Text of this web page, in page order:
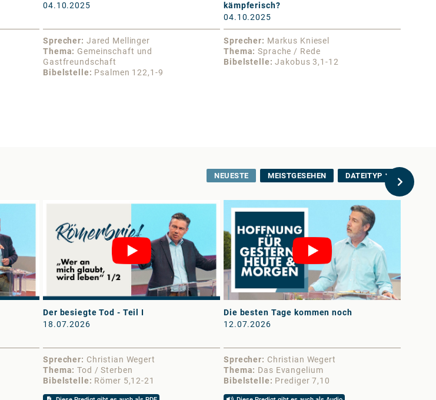
04.10.2025
Sprecher
Jared Mellinger
Thema
Gemeinschaft und
Gastfreundschaft
Bibelstelle
Psalmen 122,1-9
kämpferisch?
04.10.2025
Sprecher
Markus Kniesel
Thema
Sprache / Rede
Bibelstelle
Jakobus 3,1-12
NEUESTE MEISTGESEHEN DATEITYP
Der besiegte Tod - Teil I
18.07.2026
Sprecher
Christian Wegert
Thema
Tod / Sterben
Bibelstelle
Römer 5,12-21
Die besten Tage kommen noch
12.07.2026
Sprecher
Christian Wegert
Thema
Das Evangelium
Bibelstelle
Prediger 7,10